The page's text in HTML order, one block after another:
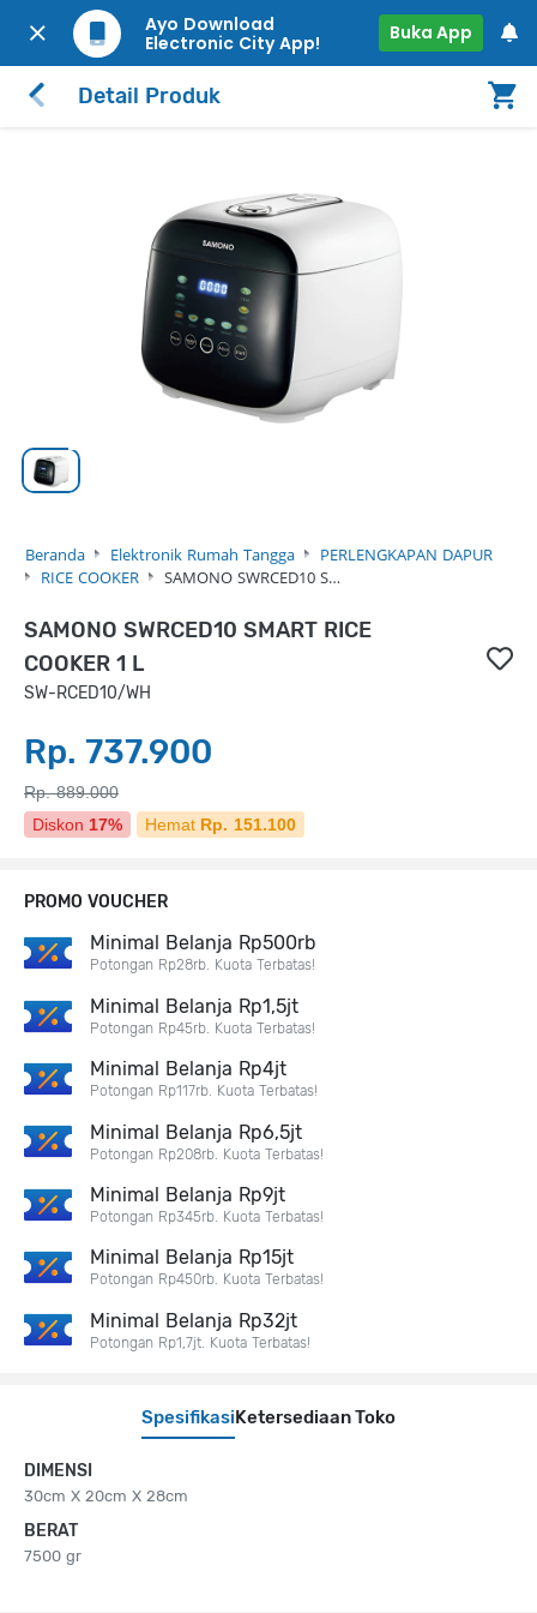
Ayo Download
Electronic City App!
Buka App
Detail Produk
Beranda Elektronik Rumah Tangga
PERLENGKAPAN DAPUR
RICE COOKER
SAMONO SWRCED10 S…
SAMONO SWRCED10 SMART RICE
COOKER 1 L
SW-RCED10/WH
Rp. 737.900
Rp. 889.000
Diskon 17% Hemat Rp. 151.100
Spesifikasi Ketersediaan Toko
DIMENSI
30cm X 20cm X 28cm
BERAT
7500 gr
PROMO VOUCHER
Minimal Belanja Rp500rb
Potongan Rp28rb. Kuota Terbatas!
Minimal Belanja Rp1,5jt
Potongan Rp45rb. Kuota Terbatas!
Minimal Belanja Rp4jt
Potongan Rp117rb. Kuota Terbatas!
Minimal Belanja Rp6,5jt
Potongan Rp208rb. Kuota Terbatas!
Minimal Belanja Rp9jt
Potongan Rp345rb. Kuota Terbatas!
Minimal Belanja Rp15jt
Potongan Rp450rb. Kuota Terbatas!
Minimal Belanja Rp32jt
Potongan Rp1,7jt. Kuota Terbatas!